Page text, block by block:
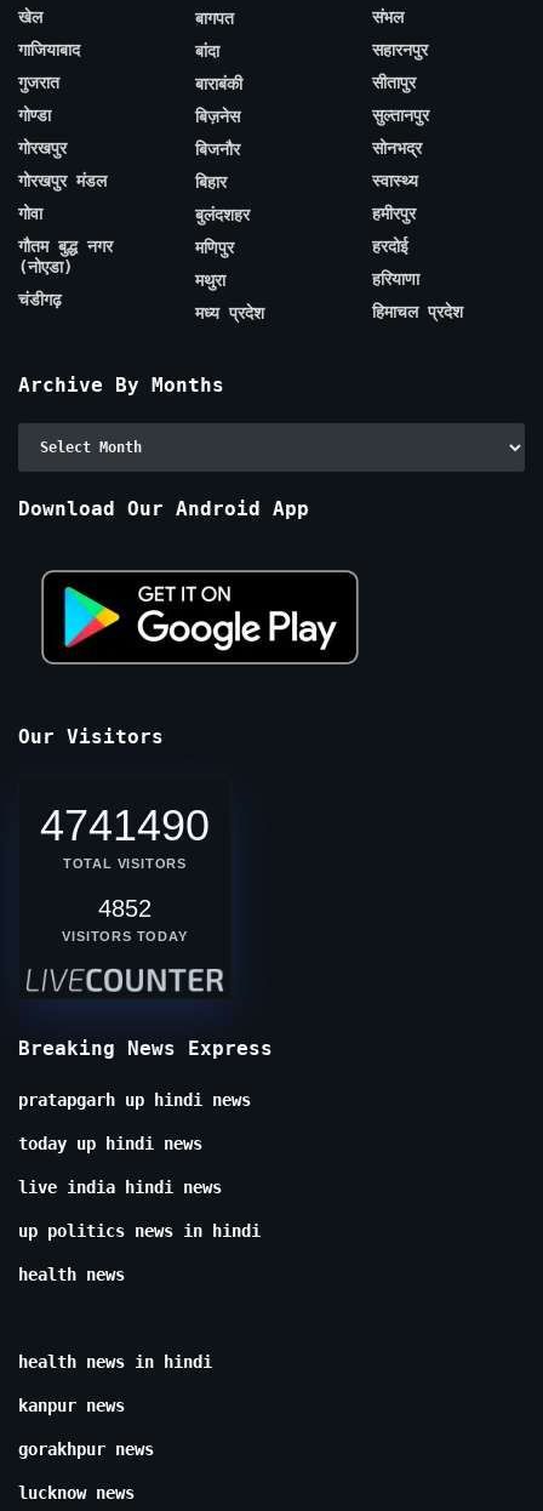
खेल
गाजियाबाद
गुजरात
गोण्डा
गोरखपुर
गोरखपुर मंडल
गोवा
गौतम बुद्ध नगर
(नोएडा)
चंडीगढ़
बागपत
बांदा
बाराबंकी
बिज़नेस
बिजनौर
बिहार
बुलंदशहर
मणिपुर
मथुरा
मध्य प्रदेश
संभल
सहारनपुर
सीतापुर
सुल्तानपुर
सोनभद्र
स्वास्थ्य
हमीरपुर
हरदोई
हरियाणा
हिमाचल प्रदेश
Archive By Months
Download Our Android App
Our Visitors
4741490
TOTAL VISITORS
4852
VISITORS TODAY
Breaking News Express
pratapgarh up hindi news
today up hindi news
live india hindi news
up politics news in hindi
health news
health news in hindi
kanpur news
gorakhpur news
lucknow news